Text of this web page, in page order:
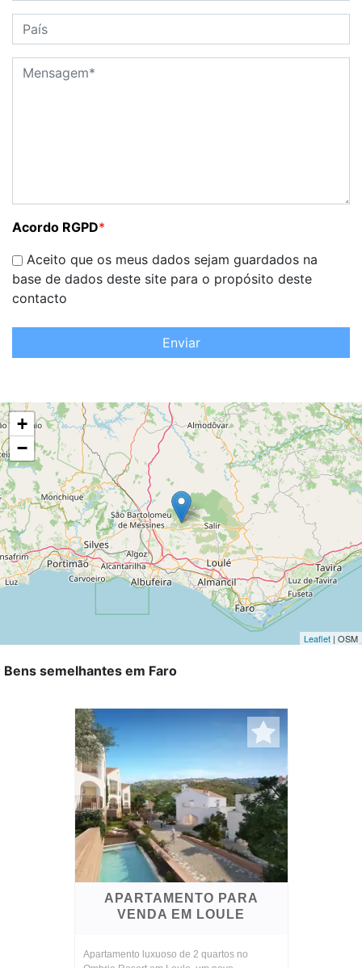
Acordo RGPD*
Aceito que os meus dados sejam guardados na
base de dados deste site para o propósito deste
contacto
Enviar
+
−
Leaflet | OSM
Bens semelhantes em Faro
APARTAMENTO PARA
VENDA EM LOULE
Apartamento luxuoso de 2 quartos no